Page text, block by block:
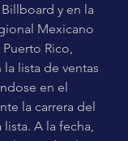
y en la
Mexicano
Rico,
la lista de ventas
en el
la carrera del
A la fecha,